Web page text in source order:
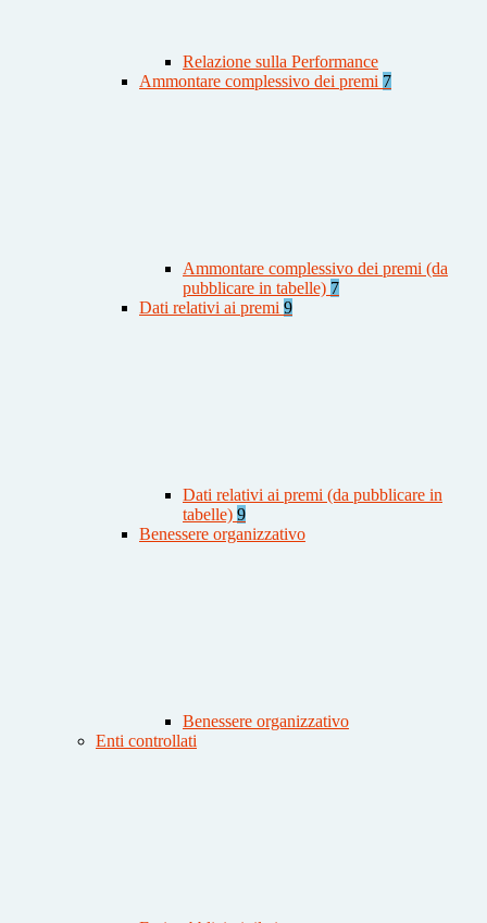
Relazione sulla Performance
Ammontare complessivo dei premi 7
Ammontare complessivo dei premi (da
pubblicare in tabelle) 7
Dati relativi ai premi 9
Dati relativi ai premi (da pubblicare in
tabelle) 9
Benessere organizzativo
Benessere organizzativo
Enti controllati